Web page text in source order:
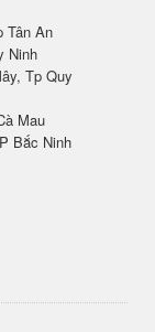
Tân An
Ninh
Tp Quy
Mau
Bắc Ninh